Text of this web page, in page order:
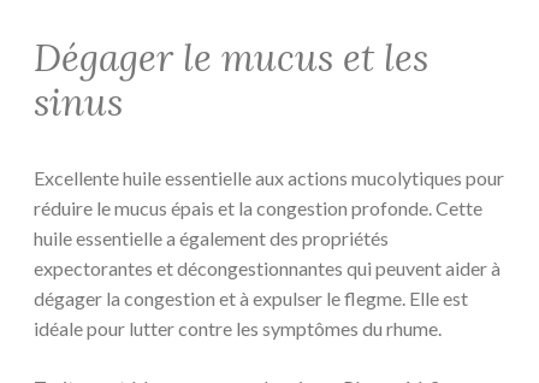
Dégager le mucus et les
sinus
Excellente huile essentielle aux actions mucolytiques pour
réduire le mucus épais et la congestion profonde. Cette
huile essentielle a également des propriétés
expectorantes et décongestionnantes qui peuvent aider à
dégager la congestion et à expulser le flegme. Elle est
idéale pour lutter contre les symptômes du rhume.